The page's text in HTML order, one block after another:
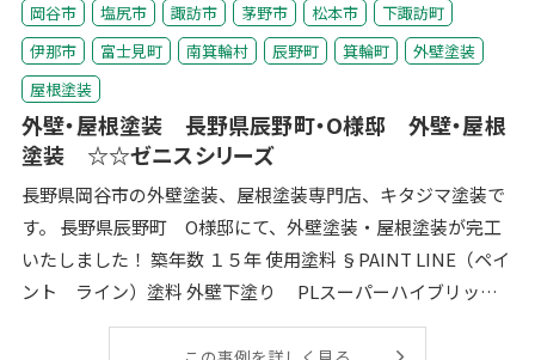
岡谷市 塩尻市 諏訪市 茅野市 松本市
下諏訪町
伊那市
富士見町 南箕輪村 辰野町 箕輪町
外壁塗装
屋根塗装
外壁・屋根塗装 長野県辰野町・O様邸 外壁・屋根
塗装 ☆☆ゼニスシリーズ
長野県岡谷市の外壁塗装、屋根塗装専門店、キタジマ塗装で
す。 長野県辰野町 O様邸にて、外壁塗装・屋根塗装が完工
いたしました！ 築年数 １５年 使用塗料 §PAINT LINE（ペイ
ント ライン）塗料 外壁下塗り PLスーパーハイブリット